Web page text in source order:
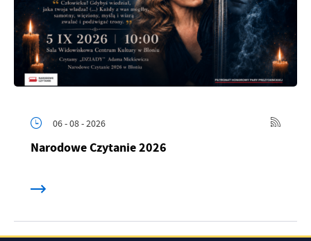
06 - 08 - 2026
Narodowe Czytanie 2026